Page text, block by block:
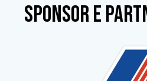
SPONSOR e